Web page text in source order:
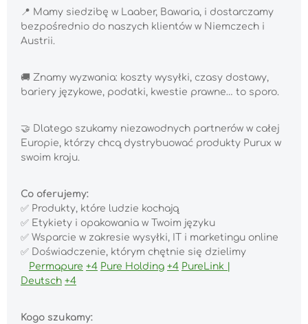
📍 Mamy siedzibę w Laaber, Bawaria, i dostarczamy
bezpośrednio do naszych klientów w Niemczech i
Austrii.
🚚 Znamy wyzwania: koszty wysyłki, czasy dostawy,
bariery językowe, podatki, kwestie prawne… to sporo.
🤝 Dlatego szukamy niezawodnych partnerów w całej
Europie, którzy chcą dystrybuować produkty Purux w
swoim kraju.
Co oferujemy:
✅ Produkty, które ludzie kochają
✅ Etykiety i opakowania w Twoim języku
✅ Wsparcie w zakresie wysyłki, IT i marketingu online
✅ Doświadczenie, którym chętnie się dzielimy
Permapure +4 Pure Holding +4 PureLink |
Deutsch +4
Kogo szukamy: